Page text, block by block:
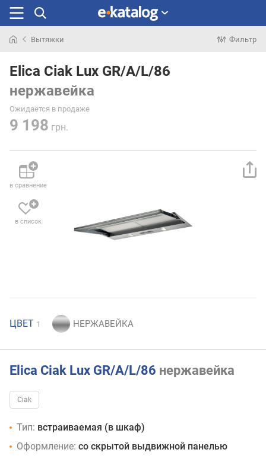
раньше
Вытяжки Фильтр
Elica Ciak Lux GR/A/L/86
нержавейка
Ожидается в продаже
9 198 грн.
в сравнение
в список
ЦВЕТ 1
Elica Ciak Lux GR/A/L/86 нержавейка
Ciak
Тип: встраиваемая (в шкаф)
Оформление: со скрытой выдвижной панелью